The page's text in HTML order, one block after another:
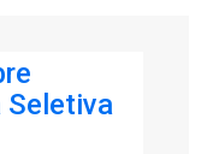
Seletiva